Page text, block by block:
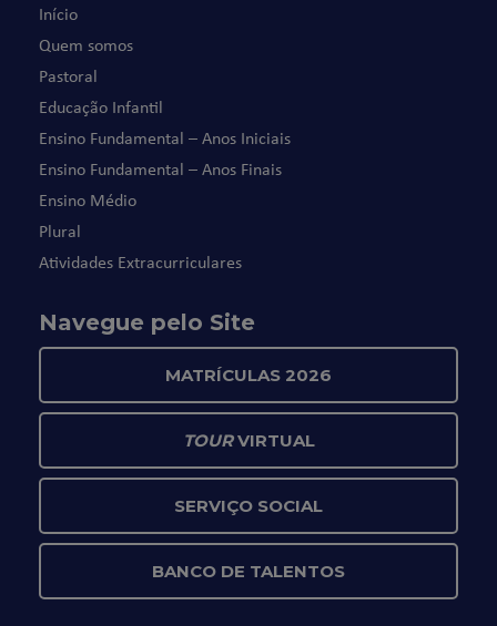
Início
Quem somos
Pastoral
Educação Infantil
Ensino Fundamental – Anos Iniciais
Ensino Fundamental – Anos Finais
Ensino Médio
Plural
Atividades Extracurriculares
Navegue pelo Site
MATRÍCULAS 2026
TOURVIRTUAL
SERVIÇO SOCIAL
BANCO DE TALENTOS